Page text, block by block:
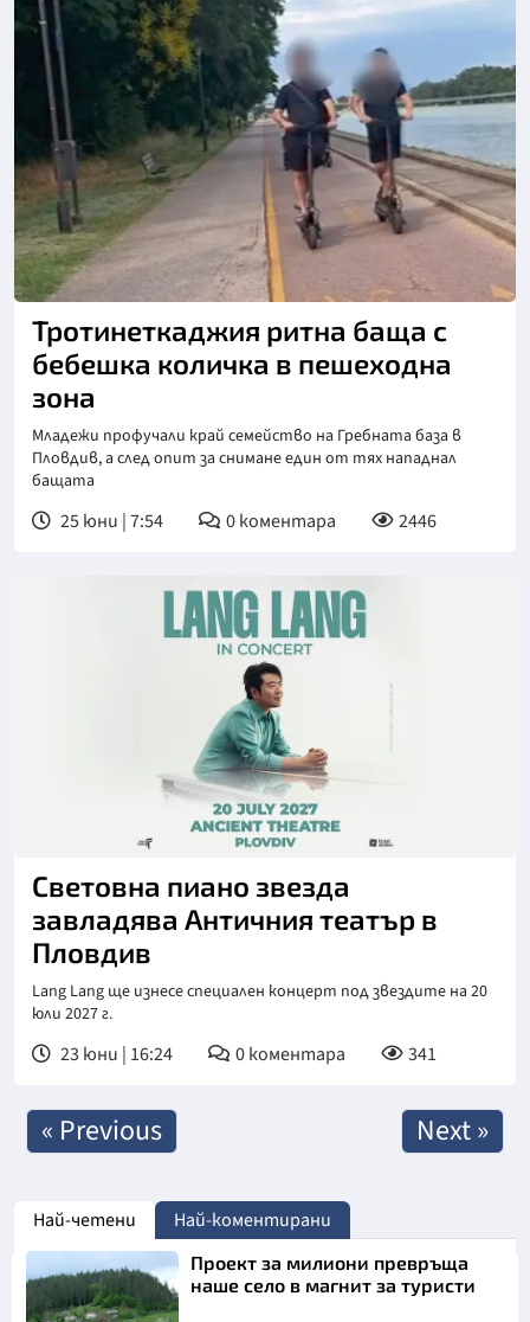
Снимка: Нова телевизия
Тротинеткаджия ритна баща с
бебешка количка в пешеходна
зона
Младежи профучали край семейство на Гребната база в
Пловдив, а след опит за снимане един от тях нападнал
бащата
25 юни | 7:54 0коментара 2446
Световна пиано звезда
завладява Античния театър в
Пловдив
Lang Lang ще изнесе специален концерт под звездите на 20
юли 2027 г.
23 юни | 16:24 0коментара 341
« Previous Next »
Най-четени Най-коментирани
Проект за милиони превръща
наше село в магнит за туристи